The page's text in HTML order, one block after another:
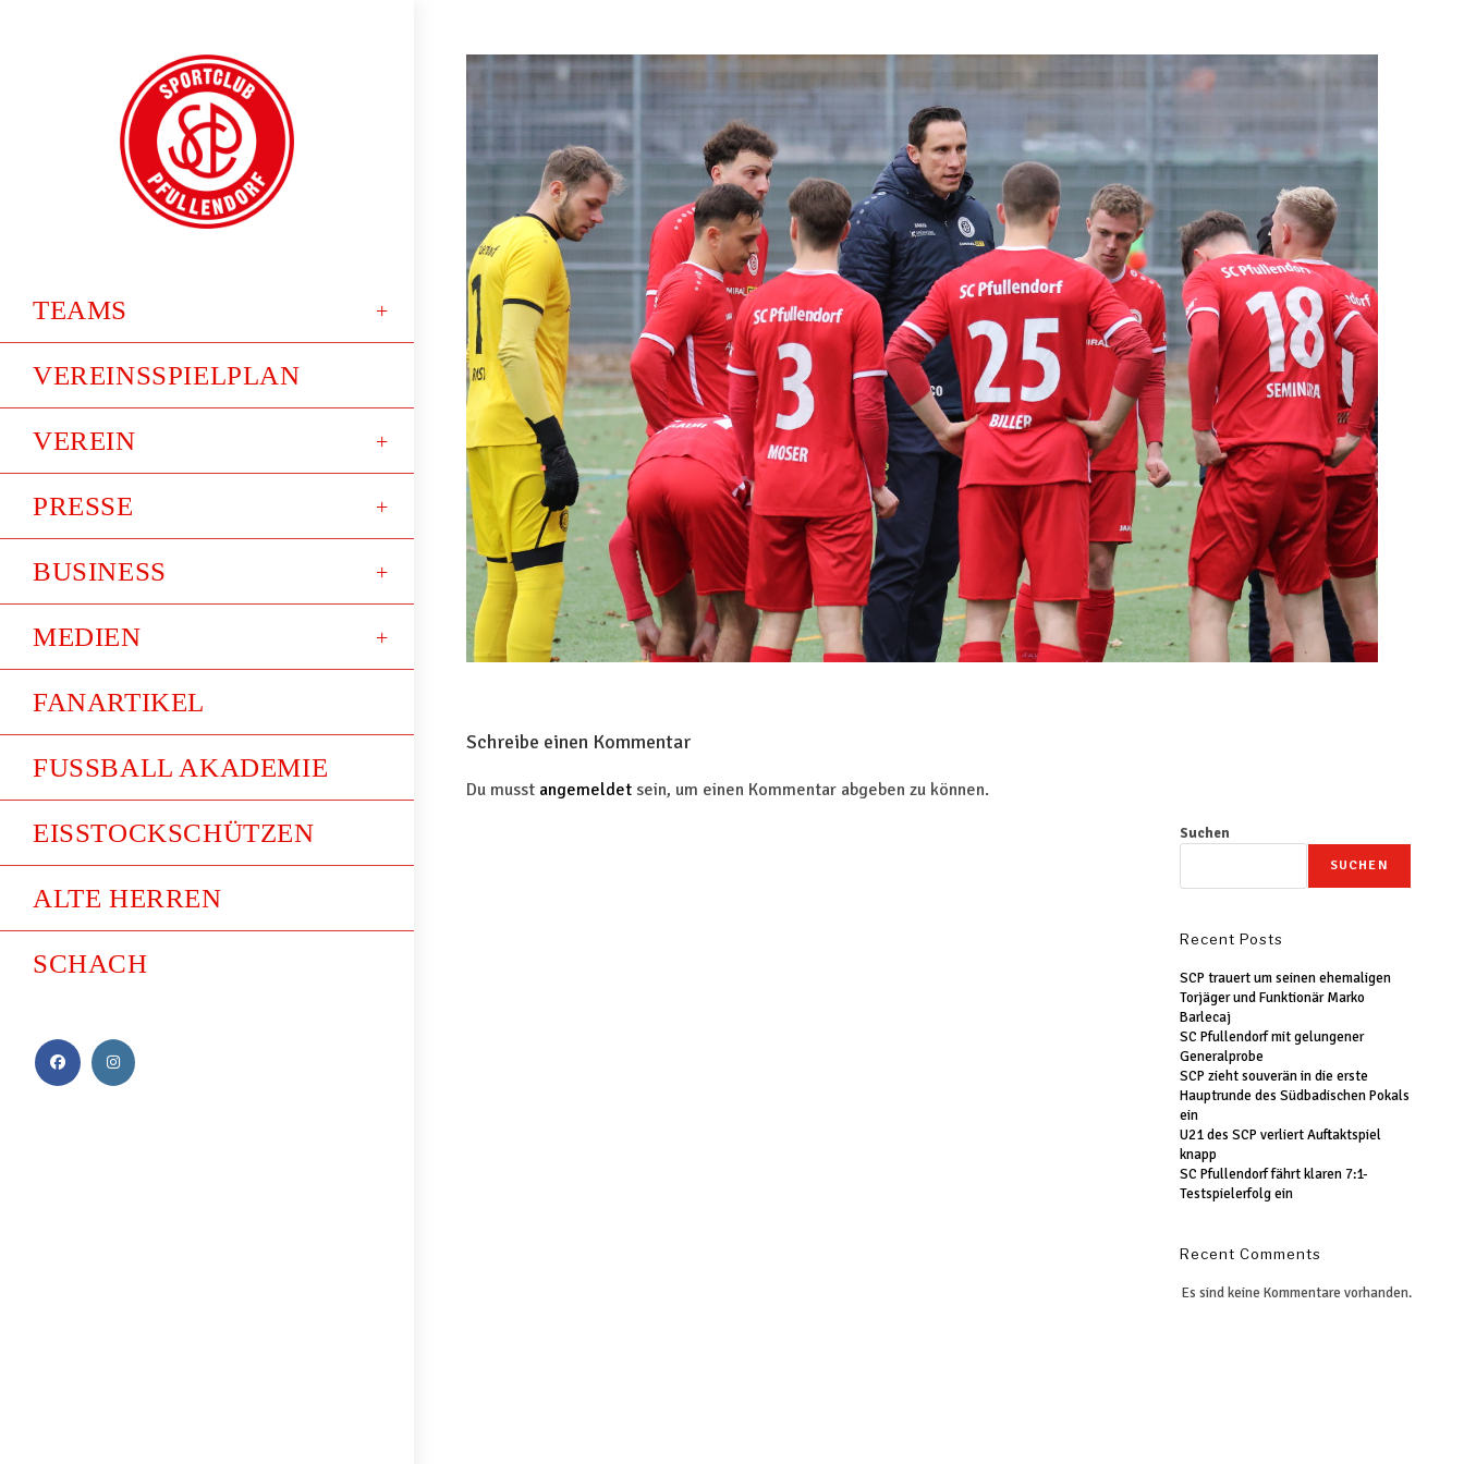
TEAMS
VEREINSSPIELPLAN
VEREIN
PRESSE
BUSINESS
MEDIEN
FANARTIKEL
FUSSBALL AKADEMIE
EISSTOCKSCHÜTZEN
ALTE HERREN
SCHACH
Schreibe einen Kommentar
Du musst angemeldet sein, um einen Kommentar abgeben zu können.
Suchen
SUCHEN
Recent Posts
SCP trauert um seinen ehemaligen
Torjäger und Funktionär Marko
Barlecaj
SC Pfullendorf mit gelungener
Generalprobe
SCP zieht souverän in die erste
Hauptrunde des Südbadischen Pokals
ein
U21 des SCP verliert Auftaktspiel
knapp
SC Pfullendorf fährt klaren 7:1-
Testspielerfolg ein
Recent Comments
Es sind keine Kommentare vorhanden.